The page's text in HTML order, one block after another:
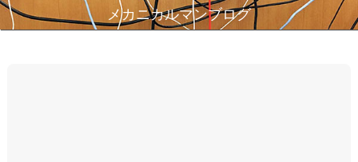
メカニカルマンブログ